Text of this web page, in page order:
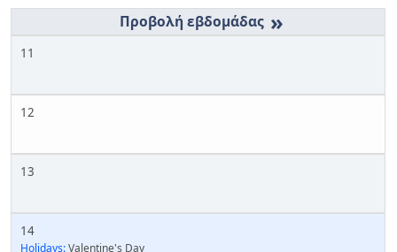
»
11
12
13
14
Holidays:Valentine's Day